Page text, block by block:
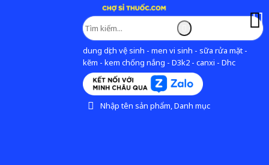
dung dịch vệ sinh - men vi sinh - sữa rửa mặt -
kẽm - kem chống nắng - D3k2 - canxi - Dhc
Nhập tên sản phẩm, Danh mục